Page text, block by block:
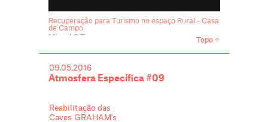
Recuperação para Turismo no espaço Rural - Casa
de Campo
Miguel C Tavares
Topo
09.05.2016
Atmosfera Específica #09
Reabilitação das
Caves GRAHAM's